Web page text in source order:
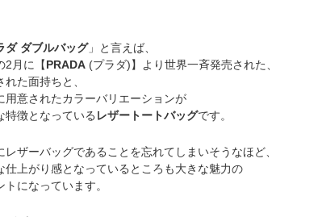
ダ ダブルバッグ」と言えば、
2月に【PRADA (プラダ)】より世界一斉発売された、
れた面持ちと、
用意されたカラーバリエーションが
特徴となっている レザートートバッグです。
レザーバッグであることを忘れてしまいそうなほど、
仕上がり感となっているところも大きな魅力の
トになっています。